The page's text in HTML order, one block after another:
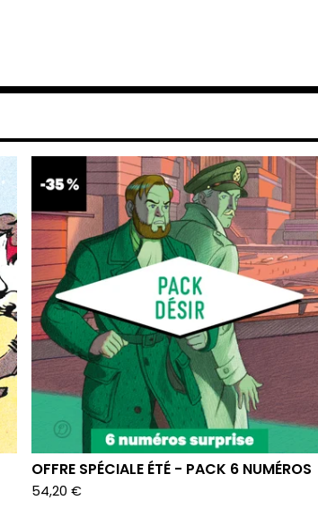
OFFRE SPÉCIALE ÉTÉ - PACK 6 NUMÉROS
54,20 €